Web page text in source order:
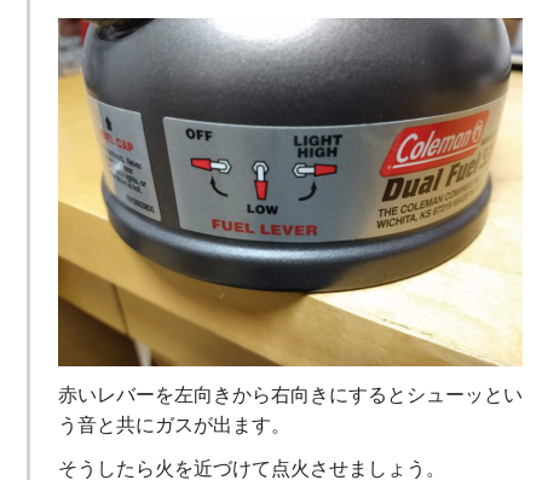
赤いレバーを左向きから右向きにするとシューッとい
う音と共にガスが出ます。
そうしたら火を近づけて点火させましょう。